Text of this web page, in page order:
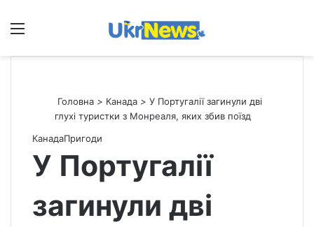
Меню
Головна > Канада > У Португалії загинули дві
глухі туристки з Монреаля, яких збив поїзд
КанадаПригоди
У Португалії
загинули дві